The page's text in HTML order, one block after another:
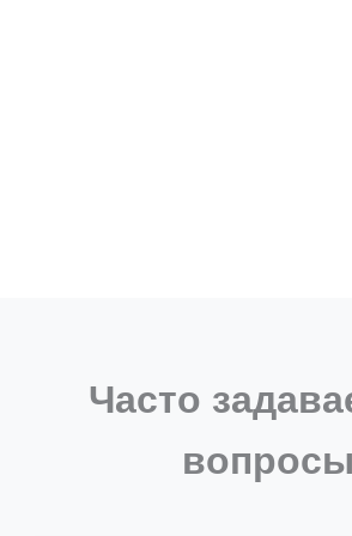
Часто
вопросы